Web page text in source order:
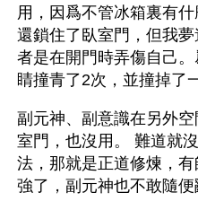
用，因爲不管冰箱裏有
還鎖住了臥室門，但我
者是在開門時弄傷自己
睛撞青了2次，並撞掉了
副元神、副意識在另外
室門，也沒用。 難道就
法，那就是正道修煉，
強了，副元神也不敢隨便